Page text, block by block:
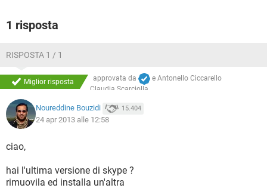
1 risposta
RISPOSTA 1 / 1
Miglior risposta
approvata da
Claudia Scarciolla
e Antonello Ciccarello
Noureddine Bouzidi 15.404
24 apr 2013 alle 12:58
ciao,
hai l'ultima versione di skype ?
rimuovila ed installa un'altra